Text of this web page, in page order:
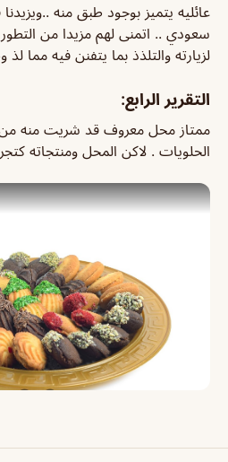
عائليه يتميز بوجود طبق منه
سعودي .. اتمنى لهم مزيدا من التطور
لزيارته والتلذذ بما يتفنن فيه مما
التقرير الرابع:
ممتاز محل معروف قد شريت منه من
الحلويات . لاكن المحل ومنتجاته